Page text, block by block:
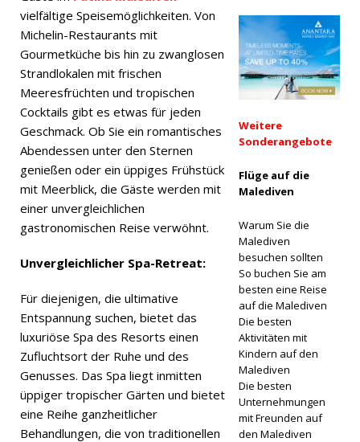
SONDERA
NGEBOTE
Novembe
Cinnamon
startet
größten
Black
vielfältige Speisemöglichkeiten. Von
Michelin-Restaurants mit
Gourmetküche bis hin zu zwanglosen
Strandlokalen mit frischen
Meeresfrüchten und tropischen
Cocktails gibt es etwas für jeden
Geschmack. Ob Sie ein romantisches
Abendessen unter den Sternen
genießen oder ein üppiges Frühstück
mit Meerblick, die Gäste werden mit
einer unvergleichlichen
gastronomischen Reise verwöhnt.
Unvergleichlicher Spa-Retreat:
Für diejenigen, die ultimative
Entspannung suchen, bietet das
luxuriöse Spa des Resorts einen
Zufluchtsort der Ruhe und des
Genusses. Das Spa liegt inmitten
üppiger tropischer Gärten und bietet
eine Reihe ganzheitlicher
Behandlungen, die von traditionellen
Weitere
Sonderangebote
Flüge auf die
Malediven
Warum Sie die
Malediven
besuchen sollten
So buchen Sie am
besten eine Reise
auf die Malediven
Die besten
Aktivitäten mit
Kindern auf den
Malediven
Die besten
Unternehmungen
mit Freunden auf
den Malediven